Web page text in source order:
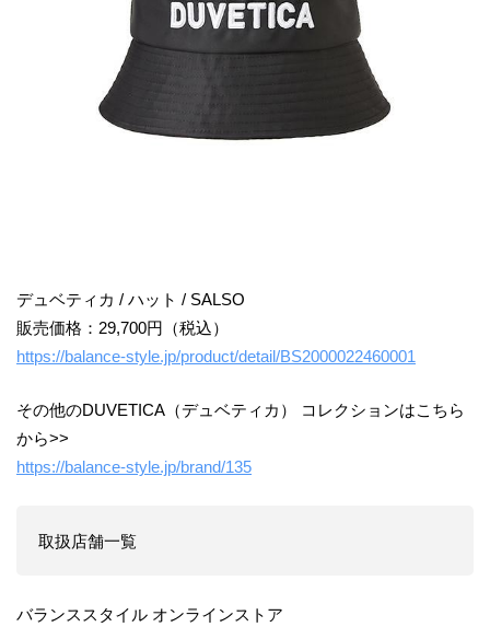
デュベティカ / ハット / SALSO
販売価格：29,700円（税込）
https://balance-style.jp/product/detail/BS2000022460001
その他のDUVETICA（デュベティカ） コレクションはこちら
から>>
https://balance-style.jp/brand/135
取扱店舗一覧
バランススタイル オンラインストア